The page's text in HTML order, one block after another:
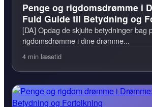
Penge og rigdomsdrømme i
Fuld Guide til Betydning og
[DA] Opdag de skjulte betydninger bag
rigdomsdrømme i dine drømme...
4 min læsetid